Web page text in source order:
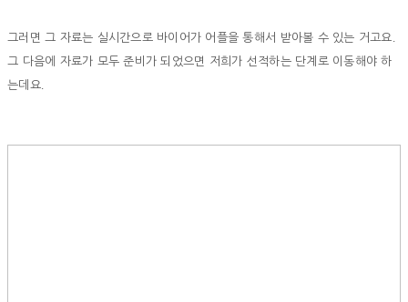
그러면 그 자료는 실시간으로 바이어가 어플을 통해서 받아볼 수 있는 거고요.
그 다음에 자료가 모두 준비가 되었으면 저희가 선적하는 단계로 이동해야 하
는데요.